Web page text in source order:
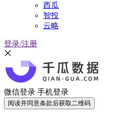
西瓜
智投
云略
登录/注册
微信登录 手机登录
阅读并同意条款后获取二维码